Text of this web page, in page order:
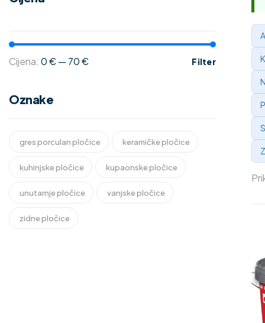
Filter
Cijena: 0 €— 70 €
Oznake
gres porculan pločice keramičke pločice
kuhinjske pločice kupaonske pločice
unutarnje pločice vanjske pločice
zidne pločice